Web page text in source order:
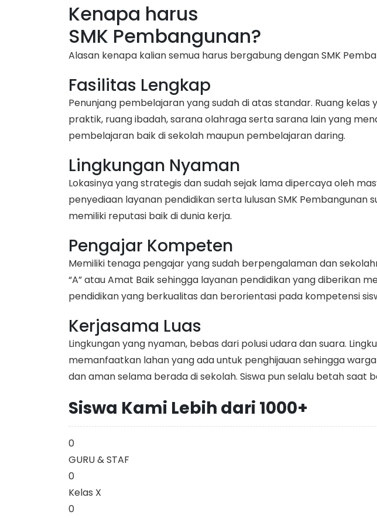
Kenapa harus
SMK Pembangunan?
Alasan kenapa kalian semua harus bergabung dengan SMK
Fasilitas Lengkap
Penunjang pembelajaran yang sudah di atas standar. Ruang kelas
praktik, ruang ibadah, sarana olahraga serta sarana lain yang
pembelajaran baik di sekolah maupun pembelajaran daring.
Lingkungan Nyaman
Lokasinya yang strategis dan sudah sejak lama dipercaya oleh
penyediaan layanan pendidikan serta lulusan SMK Pembangunan
memiliki reputasi baik di dunia kerja.
Pengajar Kompeten
Memiliki tenaga pengajar yang sudah berpengalaman dan
“A” atau Amat Baik sehingga layanan pendidikan yang diberikan
pendidikan yang berkualitas dan berorientasi pada kompetensi
Kerjasama Luas
Lingkungan yang nyaman, bebas dari polusi udara dan suara.
memanfaatkan lahan yang ada untuk penghijauan sehingga
dan aman selama berada di sekolah. Siswa pun selalu betah saat
Siswa Kami Lebih dari 1000+
0
GURU & STAF
0
Kelas X
0